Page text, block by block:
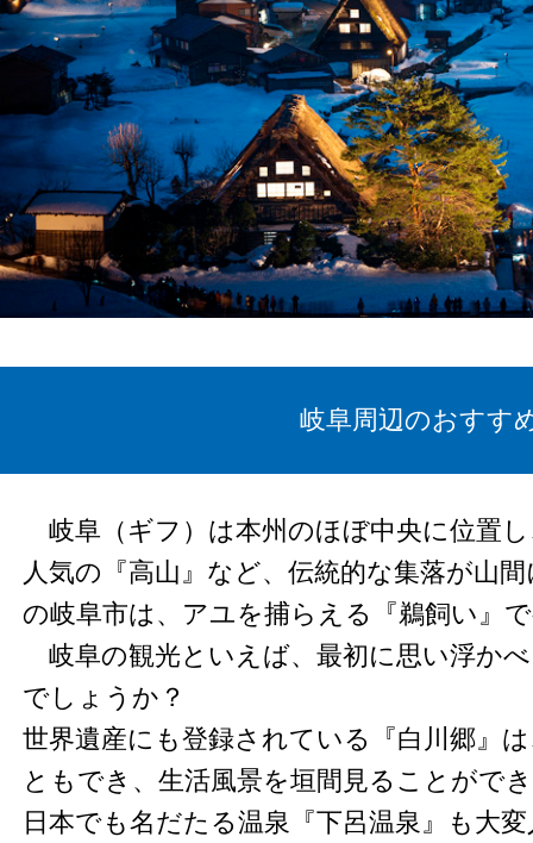
岐阜周辺のおすす
岐阜（ギフ）は本州のほぼ中央に位置
人気の『高山』など、伝統的な集落が山
の岐阜市は、アユを捕らえる『鵜飼い』
岐阜の観光といえば、最初に思い浮か
でしょうか？
世界遺産にも登録されている『白川郷』
ともでき、生活風景を垣間見ることがで
日本でも名だたる温泉『下呂温泉』も大